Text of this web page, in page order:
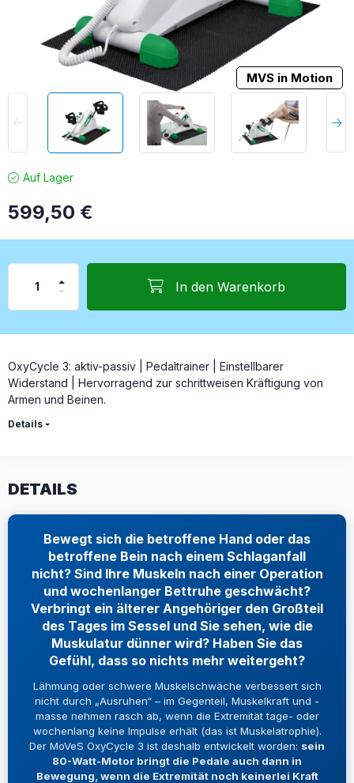
MVS in Motion
Auf Lager
599,50 €
In den Warenkorb
OxyCycle 3: aktiv-passiv | Pedaltrainer | Einstellbarer
Widerstand | Hervorragend zur schrittweisen Kräftigung von
Armen und Beinen.
Details
DETAILS
Bewegt sich die betroffene Hand oder das
betroffene Bein nach einem Schlaganfall
nicht? Sind Ihre Muskeln nach einer Operation
und wochenlanger Bettruhe geschwächt?
Verbringt ein älterer Angehöriger den Großteil
des Tages im Sessel und Sie sehen, wie die
Muskulatur dünner wird? Haben Sie das
Gefühl, dass so nichts mehr weitergeht?
Lähmung oder schwere Muskelschwäche verbessert sich
nicht durch „Ausruhen“ – im Gegenteil, Muskelkraft und -
masse nehmen rasch ab, wenn die Extremität tage- oder
wochenlang keine Impulse erhält (das ist Muskelatrophie).
Der MoVeS OxyCycle 3 ist deshalb entwickelt worden: sein
80-Watt-Motor bringt die Pedale auch dann in
Bewegung, wenn die Extremität noch keinerlei Kraft